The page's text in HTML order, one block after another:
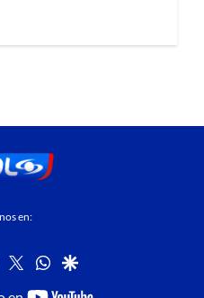
en:
instagram
twitterwhatsapp
google